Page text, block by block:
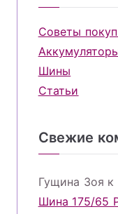
Советы
Шины
Статьи
Свежие
Гущина Зоя к
Шина 175/65